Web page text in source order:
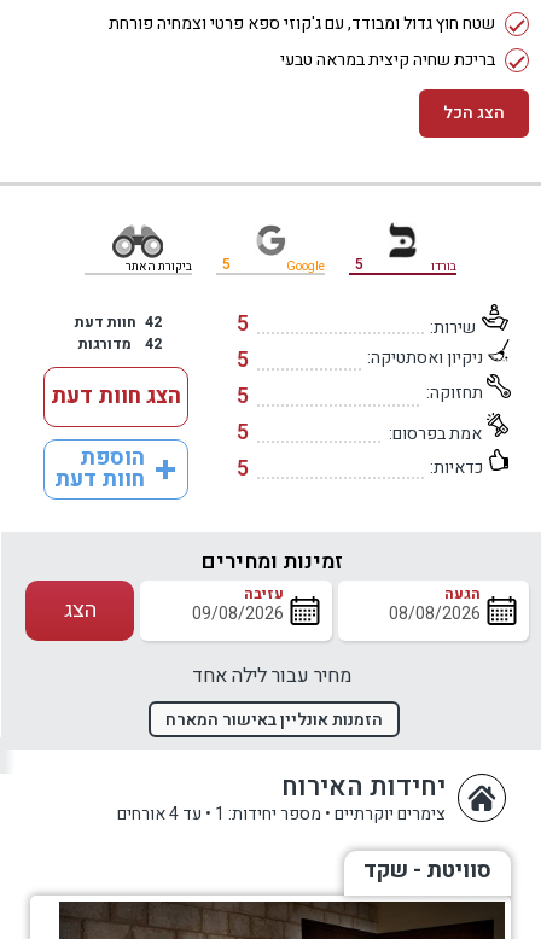
שטח חוץ גדול ומבודד, עם ג'קוזי ספא פרטי וצמחיה פורחת
בריכת שחיה קיצית במראה טבעי
הצג הכל
בורדו 5
Google
5 ביקורת האתר
שירות: 5
ניקיון ואסתטיקה: 5
תחזוקה: 5
אמת בפרסום: 5
כדאיות: 5
42 חוות דעת
42
מדורגות
הצג חוות דעת
הוספת
חוות דעת
זמינות ומחירים
הגעה עזיבה
מחיר עבור לילה אחד
הצג
הזמנות אונליין באישור המארח
יחידות האירוח
צימרים יוקרתיים• מספר יחידות: 1 • עד 4 אורחים
סוויטת - שקד